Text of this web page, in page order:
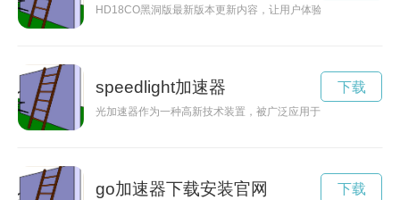
HD18CO黑洞版最新版本更新内容，让用户体验更加流畅和便
speedlight加速器
光加速器作为一种高新技术装置，被广泛应用于物理学研究领
下载
go加速器下载安装官网 下载